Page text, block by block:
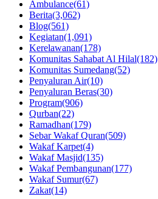
Ambulance(61)
Berita(3,062)
Blog(561)
Kegiatan(1,091)
Kerelawanan(178)
Komunitas Sahabat Al Hilal(182)
Komunitas Sumedang(52)
Penyaluran Air(10)
Penyaluran Beras(30)
Program(906)
Qurban(22)
Ramadhan(179)
Sebar Wakaf Quran(509)
Wakaf Karpet(4)
Wakaf Masjid(135)
Wakaf Pembangunan(177)
Wakaf Sumur(67)
Zakat(14)